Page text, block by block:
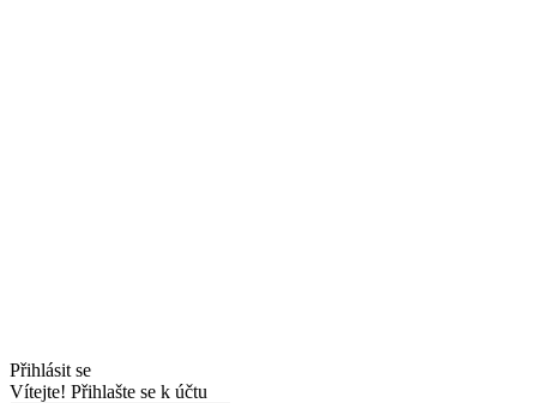
Přihlásit se
Vítejte! Přihlašte se k účtu